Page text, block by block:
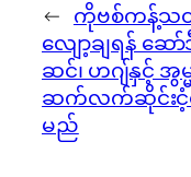
← ကိုဗစ်ကန့်သ
လျော့ချရန် ဆေ
ဆင်၊ ဟဂျ်နှင့် အွ
ဆက်လက်ဆိုင်းငံ့
မည်